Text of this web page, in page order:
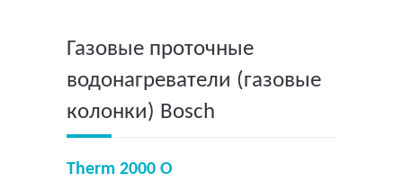
Газовые проточные
водонагреватели (газовые
колонки) Bosch
Therm 2000 O